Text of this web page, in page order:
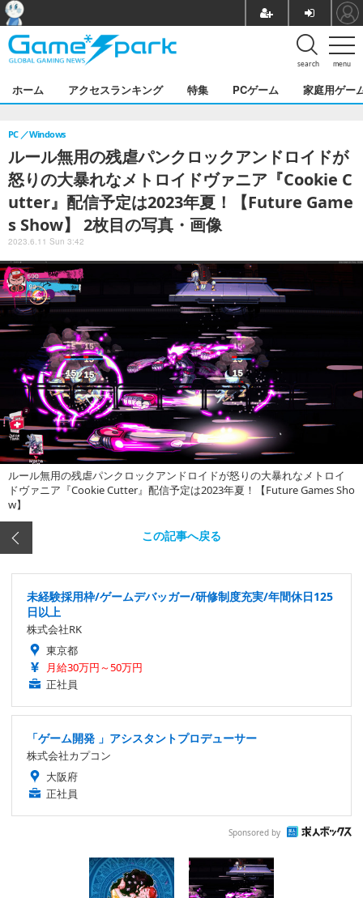
menu
search
ホーム アクセスランキング 特集 PCゲーム 家庭用ゲー
ルール無用の残虐パンクロックアンドロイドが
怒りの大暴れなメトロイドヴァニア『Cookie C
utter』配信予定は2023年夏！【Future Game
s Show】 2枚目の写真・画像
PC Windows
2023.6.11 Sun 3:42
ルール無用の残虐パンクロックアンドロイドが怒りの大暴れなメトロイ
ドヴァニア『Cookie Cutter』配信予定は2023年夏！【Future Games Sho
w】
この記事へ戻る
未経験採用枠/ゲームデバッガー/研修制度充実/年間休日125
日以上
株式会社RK
東京都
月給30万円～50万円
正社員
「ゲーム開発 」アシスタントプロデューサー
株式会社カプコン
大阪府
正社員
Sponsored by